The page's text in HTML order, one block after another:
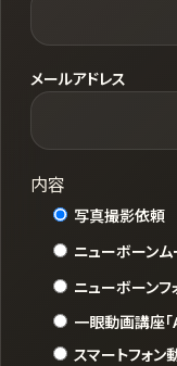
メールアドレス
内容
写真撮影依頼
ニューボーン
ニューボーンフ
一眼動画講座
スマートフォ